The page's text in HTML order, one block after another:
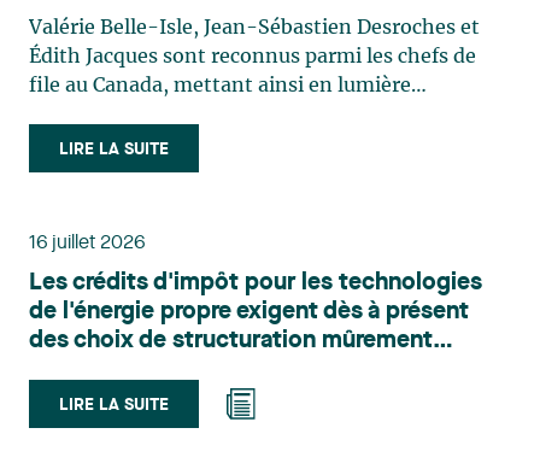
Valérie Belle-Isle, Jean-Sébastien Desroches et
Édith Jacques sont reconnus parmi les chefs de
file au Canada, mettant ainsi en lumière
le domaine du droit des technologies. Valérie
Belle-Isle est associée au sein du groupe de droit
principalement sur le droit de l’environnement,
du territoire. Elle conseille et représente une
clientèle publique et privée dans le cadre d’enjeux
touchant notamment les obligations
et de permis, l’application et la contestation de
règlements d’urbanisme, ainsi que les dossiers
LIRE LA SUITE
16 juillet 2026
Les crédits d'impôt pour les technologies
de l'énergie propre exigent dès à présent
des choix de structuration mûrement
LIRE LA SUITE